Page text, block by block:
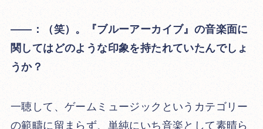
――：（笑）。『ブルーアーカイブ』の音楽面に
関してはどのような印象を持たれていたんでしょ
うか？
一聴して、ゲームミュージックというカテゴリー
の範疇に留まらず、単純にいち音楽として素晴ら